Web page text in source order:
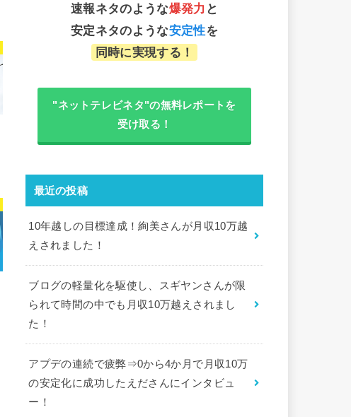
速報ネタのような爆発力 と
安定ネタのような安定性を
同時に実現する！
"ネットテレビネタ"の無料レポートを
受け取る！
最近の投稿
10年越しの目標達成！絢美さんが月収10万越
えされました！
ブログの軽量化を駆使し、スギヤンさんが限
られて時間の中でも月収10万越えされまし
た！
アプデの連続で疲弊⇒0から4か月で月収10万
の安定化に成功したえださんにインタビュ
ー！